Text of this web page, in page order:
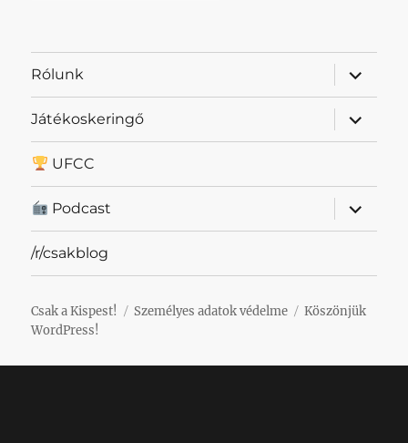
Rólunk
almenü
Játékoskeringő
almenü
UFCC
Podcast
almenü
/r/csakblog
Csak a Kispest! Személyes adatok védelme
Köszönjük
WordPress!